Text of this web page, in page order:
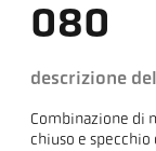
080
descrizione
Combinazione di
chiuso e specchio